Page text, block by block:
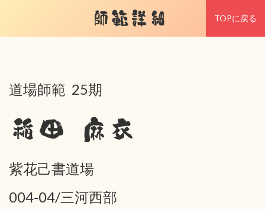
師範詳細 TOPに戻る
道場師範 25期
稲田 麻衣
紫花己書道場
004-04/三河西部